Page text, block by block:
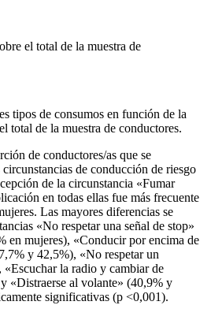
el total de la muestra de
tipos de consumos en función de la
total de la muestra de conductores.
de conductores/as que se
de conducción de riesgo
de la circunstancia «Fumar
en todas ellas fue más frecuente
Las mayores diferencias se
«No respetar una señal de stop»
en mujeres), «Conducir por encima de
y 42,5%), «No respetar un
la radio y cambiar de
«Distraerse al volante» (40,9% y
significativas (p <0,001).